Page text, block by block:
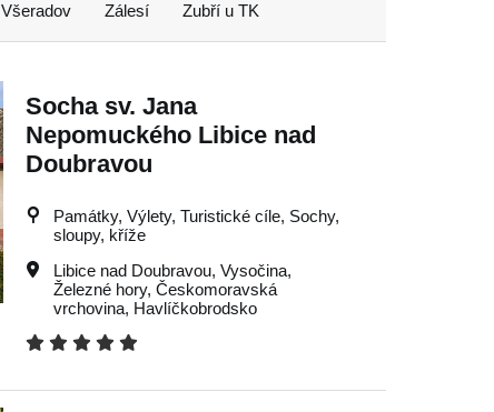
Všeradov Zálesí Zubří u TK
Socha sv. Jana
Nepomuckého Libice nad
Doubravou
Památky, Výlety, Turistické cíle, Sochy,
sloupy, kříže
Libice nad Doubravou, Vysočina,
Železné hory, Českomoravská
vrchovina, Havlíčkobrodsko